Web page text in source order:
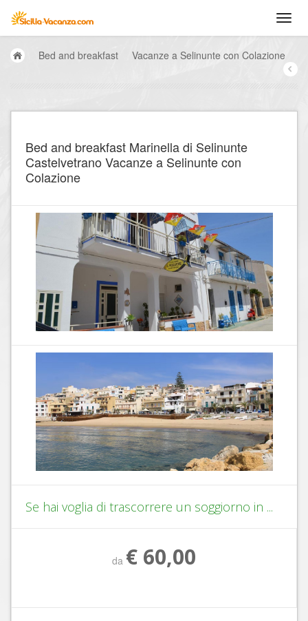
Bed and breakfast Vacanze a Selinunte con Colazione
Bed and breakfast Marinella di Selinunte
Castelvetrano Vacanze a Selinunte con
Colazione
Se hai voglia di trascorrere un soggiorno in ...
da € 60,00